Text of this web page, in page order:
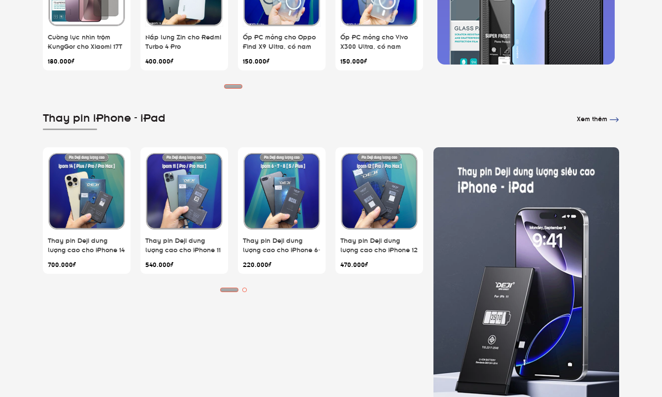
Cường lực nhìn trộm
KungGor cho Xiaomi 17T
bộ 2 miếng
180.000₫
Nắp lưng Zin cho Redmi
Turbo 4 Pro
400.000₫
Ốp PC mỏng cho Oppo
Find X9 Ultra, có nam
150.000₫
Ốp PC mỏng cho Vivo
X300 Ultra, có nam
150.000₫
Thay pin iPhone - iPad Xem thêm
Thay pin Deji dung
lượng cao cho iPhone 14
700.000₫
Thay pin Deji dung
lượng cao cho iPhone 11
540.000₫
Thay pin Deji dung
lượng cao cho iPhone 6-
Plus
220.000₫
Thay pin Deji dung
lượng cao cho iPhone 12
470.000₫